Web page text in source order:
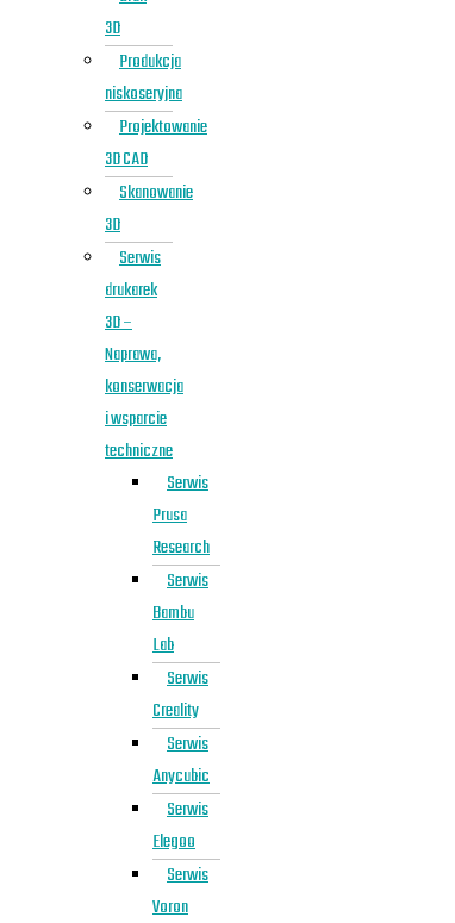
3D
Produkcja
niskoseryjna
Projektowanie
3D CAD
Skanowanie
3D
Serwis
drukarek
3D –
Naprawa,
konserwacja
i wsparcie
techniczne
Serwis
Prusa
Research
Serwis
Bambu
Lab
Serwis
Creality
Serwis
Anycubic
Serwis
Elegoo
Serwis
Voron